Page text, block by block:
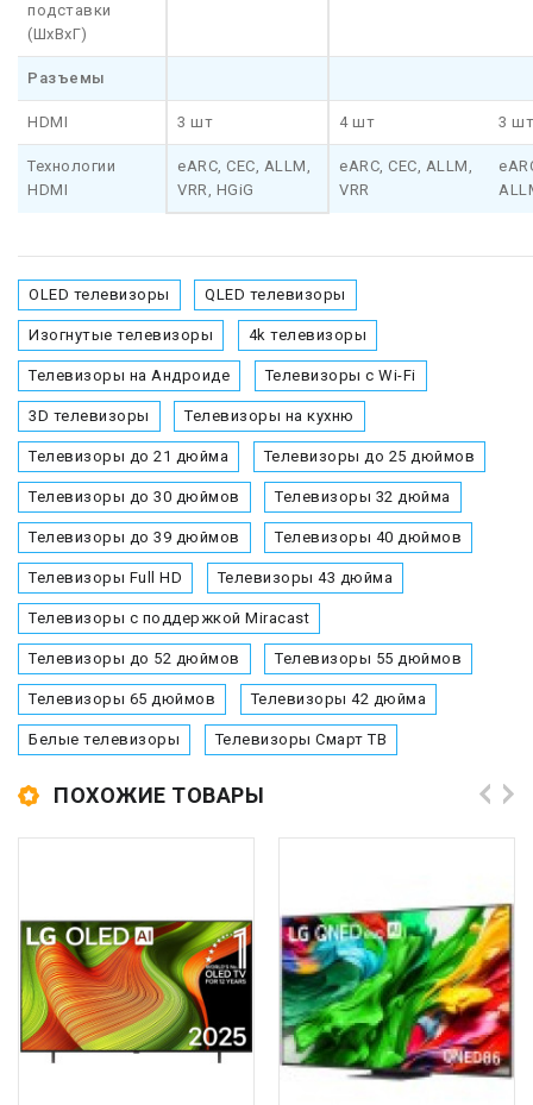
подставки
(ШхВхГ)
Разъемы
HDMI 3 шт 4 шт 3 шт
Технологии
HDMI
eARC, CEC, ALLM,
VRR, HGiG
eARC, CEC, ALLM,
VRR
OLED телевизоры QLED телевизоры
Изогнутые телевизоры 4k телевизоры
Телевизоры на Андроиде Телевизоры с Wi-Fi
3D телевизоры Телевизоры на кухню
Телевизоры до 21 дюйма Телевизоры до 25 дюймов
Телевизоры до 30 дюймов Телевизоры 32 дюйма
Телевизоры до 39 дюймов Телевизоры 40 дюймов
Телевизоры Full HD Телевизоры 43 дюйма
Телевизоры с поддержкой Miracast
Телевизоры до 52 дюймов Телевизоры 55 дюймов
Телевизоры 65 дюймов Телевизоры 42 дюйма
Белые телевизоры Телевизоры Смарт ТВ
ПОХОЖИЕ ТОВАРЫ